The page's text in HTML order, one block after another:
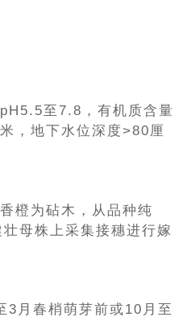
至7.8，有机质含量
，地下水位深度>80厘
橙为砧木，从品种纯
母株上采集接穗进行嫁
月春梢萌芽前或10月至